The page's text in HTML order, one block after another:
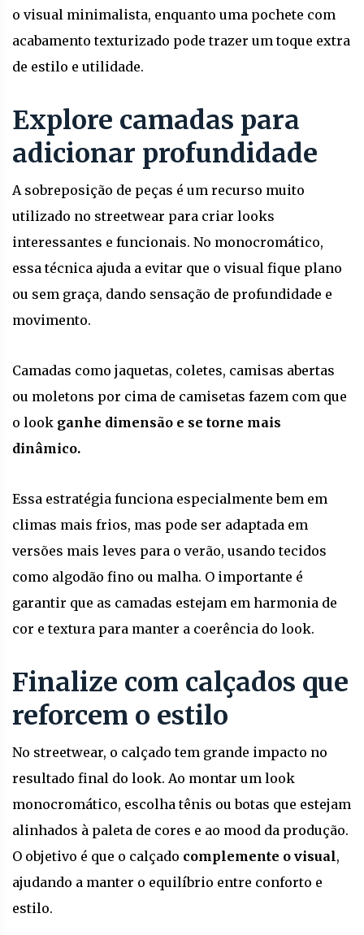
o visual minimalista, enquanto uma pochete com
acabamento texturizado pode trazer um toque extra
de estilo e utilidade.
Explore camadas para
adicionar profundidade
A sobreposição de peças é um recurso muito
utilizado no streetwear para criar looks
interessantes e funcionais. No monocromático,
essa técnica ajuda a evitar que o visual fique plano
ou sem graça, dando sensação de profundidade e
movimento.
Camadas como jaquetas, coletes, camisas abertas
ou moletons por cima de camisetas fazem com que
o look ganhe dimensão e se torne mais
dinâmico.
Essa estratégia funciona especialmente bem em
climas mais frios, mas pode ser adaptada em
versões mais leves para o verão, usando tecidos
como algodão fino ou malha. O importante é
garantir que as camadas estejam em harmonia de
cor e textura para manter a coerência do look.
Finalize com calçados que
reforcem o estilo
No streetwear, o calçado tem grande impacto no
resultado final do look. Ao montar um look
monocromático, escolha tênis ou botas que estejam
alinhados à paleta de cores e ao mood da produção.
O objetivo é que o calçado complemente o visual,
ajudando a manter o equilíbrio entre conforto e
estilo.